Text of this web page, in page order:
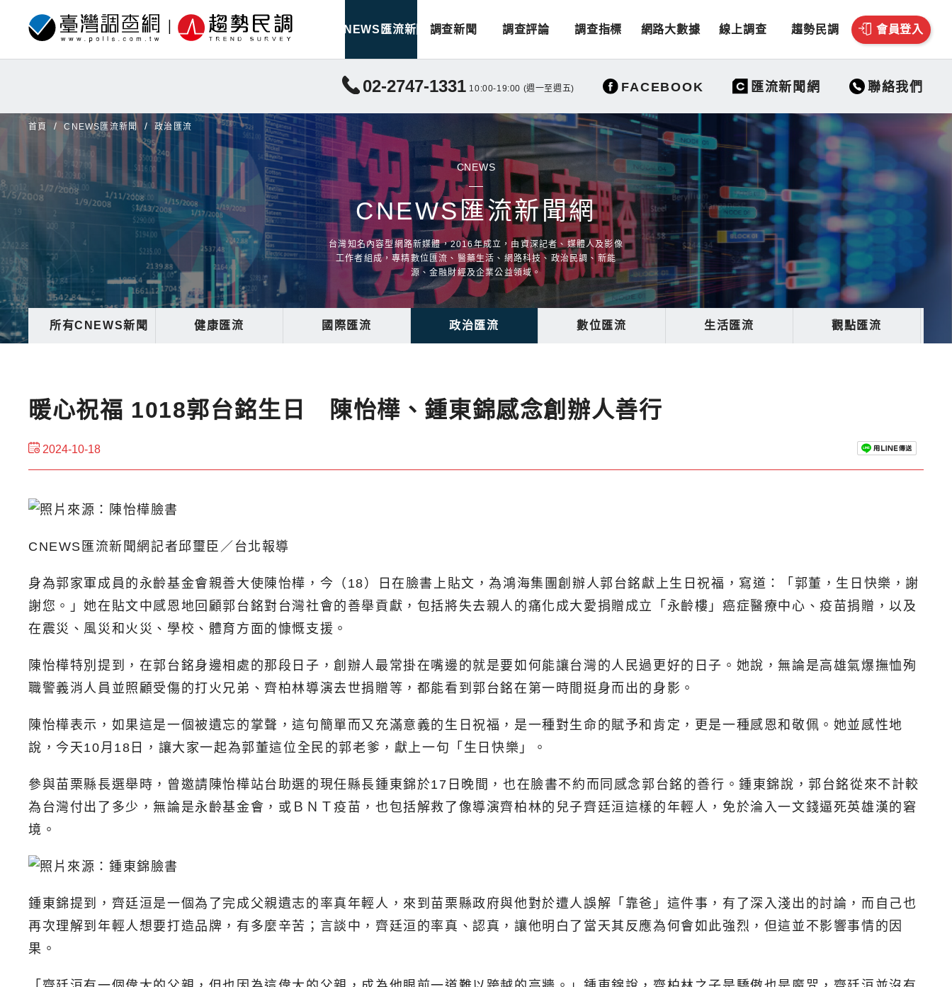
CNEWS匯流新聞 調查新聞 調查評論 調查指標 網路大數據 線上調查 趨勢民調 會員登入
02-2747-1331 10:00-19:00 (週一至週五) FACEBOOK 匯流新聞網 聯絡我們
首頁 CNEWS匯流新聞 政治匯流
CNEWS
CNEWS匯流新聞網
台灣知名內容型網路新媒體，2016年成立，由資深記者、媒體人及影像
工作者組成，專精數位匯流、醫藥生活、網路科技、政治民調、新能
源、金融財經及企業公益領域。
所有CNEWS新聞 健康匯流 國際匯流 政治匯流 數位匯流 生活匯流 觀點匯流
暖心祝福 1018郭台銘生日 陳怡樺、鍾東錦感念創辦人善行
2024-10-18
CNEWS匯流新聞網記者邱璽臣／台北報導
身為郭家軍成員的永齡基金會親善大使陳怡樺，今（18）日在臉書上貼文，為鴻海集團創辦人郭台銘獻上生日祝福，寫道：「郭董，生日快樂，謝
謝您。」她在貼文中感恩地回顧郭台銘對台灣社會的善舉貢獻，包括將失去親人的痛化成大愛捐贈成立「永齡樓」癌症醫療中心、疫苗捐贈，以及
在震災、風災和火災、學校、體育方面的慷慨支援。
陳怡樺特別提到，在郭台銘身邊相處的那段日子，創辦人最常掛在嘴邊的就是要如何能讓台灣的人民過更好的日子。她說，無論是高雄氣爆撫恤殉
職警義消人員並照顧受傷的打火兄弟、齊柏林導演去世捐贈等，都能看到郭台銘在第一時間挺身而出的身影。
陳怡樺表示，如果這是一個被遺忘的掌聲，這句簡單而又充滿意義的生日祝福，是一種對生命的賦予和肯定，更是一種感恩和敬佩。她並感性地
說，今天10月18日，讓大家一起為郭董這位全民的郭老爹，獻上一句「生日快樂」。
參與苗栗縣長選舉時，曾邀請陳怡樺站台助選的現任縣長鍾東錦於17日晚間，也在臉書不約而同感念郭台銘的善行。鍾東錦說，郭台銘從來不計較
為台灣付出了多少，無論是永齡基金會，或ＢＮＴ疫苗，也包括解救了像導演齊柏林的兒子齊廷洹這樣的年輕人，免於淪入一文錢逼死英雄漢的窘
境。
鍾東錦提到，齊廷洹是一個為了完成父親遺志的率真年輕人，來到苗栗縣政府與他對於遭人誤解「靠爸」這件事，有了深入淺出的討論，而自己也
再次理解到年輕人想要打造品牌，有多麼辛苦；言談中，齊廷洹的率真、認真，讓他明白了當天其反應為何會如此強烈，但這並不影響事情的因
果。